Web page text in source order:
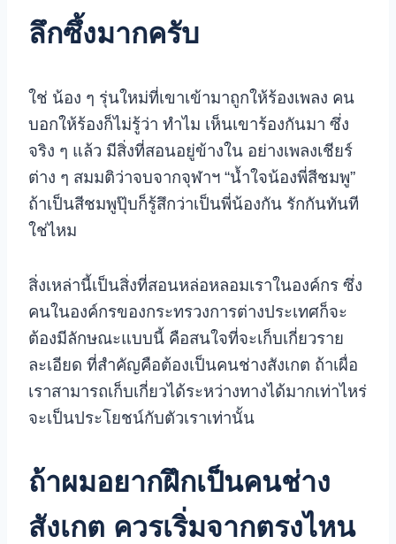
ลึกซึ้งมากครับ
ใช่ น้อง ๆ รุ่นใหม่ที่เขาเข้ามาถูกให้ร้องเพลง คน
บอกให้ร้องก็ไม่รู้ว่า ทำไม เห็นเขาร้องกันมา ซึ่ง
จริง ๆ แล้ว มีสิ่งที่สอนอยู่ข้างใน อย่างเพลงเชียร์
ต่าง ๆ สมมติว่าจบจากจุฬาฯ “น้ำใจน้องพี่สีชมพู”
ถ้าเป็นสีชมพูปุ๊บก็รู้สึกว่าเป็นพี่น้องกัน รักกันทันที
ใช่ไหม
สิ่งเหล่านี้เป็นสิ่งที่สอนหล่อหลอมเราในองค์กร ซึ่ง
คนในองค์กรของกระทรวงการต่างประเทศก็จะ
ต้องมีลักษณะแบบนี้ คือสนใจที่จะเก็บเกี่ยวราย
ละเอียด ที่สำคัญคือต้องเป็นคนช่างสังเกต ถ้าเผื่อ
เราสามารถเก็บเกี่ยวได้ระหว่างทางได้มากเท่าไหร่
จะเป็นประโยชน์กับตัวเราเท่านั้น
ถ้าผมอยากฝึกเป็นคนช่าง
สังเกต ควรเริ่มจากตรงไหน